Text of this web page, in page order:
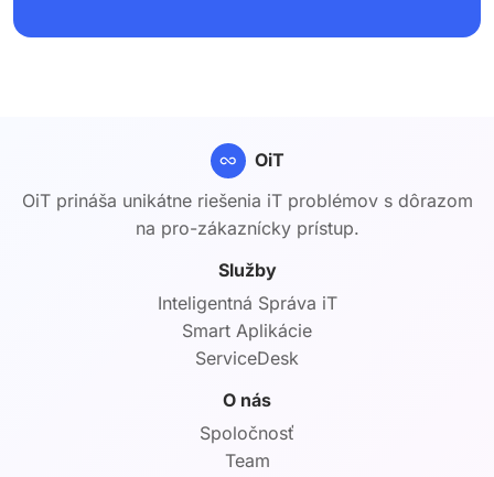
Služby
Inteligentná Správa iT
Smart Aplikácie
ServiceDesk
O nás
Spoločnosť
Team
OiT
OiT prináša unikátne riešenia iT problémov s dôrazom
na pro-zákaznícky prístup.